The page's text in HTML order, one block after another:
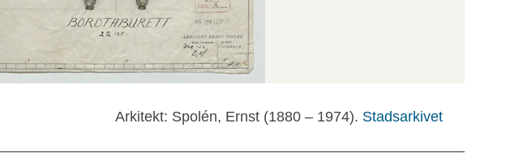
Arkitekt: Spolén, Ernst (1880 – 1974). Stadsarkivet